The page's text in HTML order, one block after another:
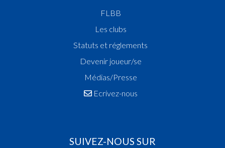
FLBB
Les clubs
Statuts et réglements
Devenir joueur/se
Médias/Presse
Ecrivez-nous
SUIVEZ-NOUS SUR